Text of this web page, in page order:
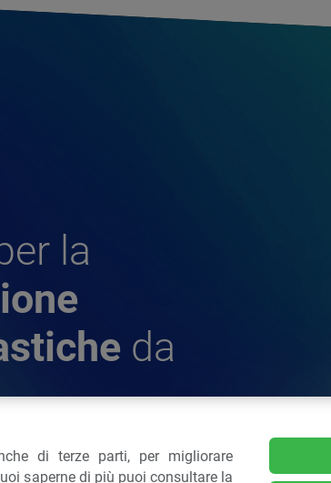
la
da
per la Promozione delle Plastiche
di terze parti, per migliorare
saperne di più puoi consultare la